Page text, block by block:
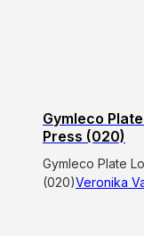
Gymleco
Press (020)
Gymleco Plate
(020)Veronika